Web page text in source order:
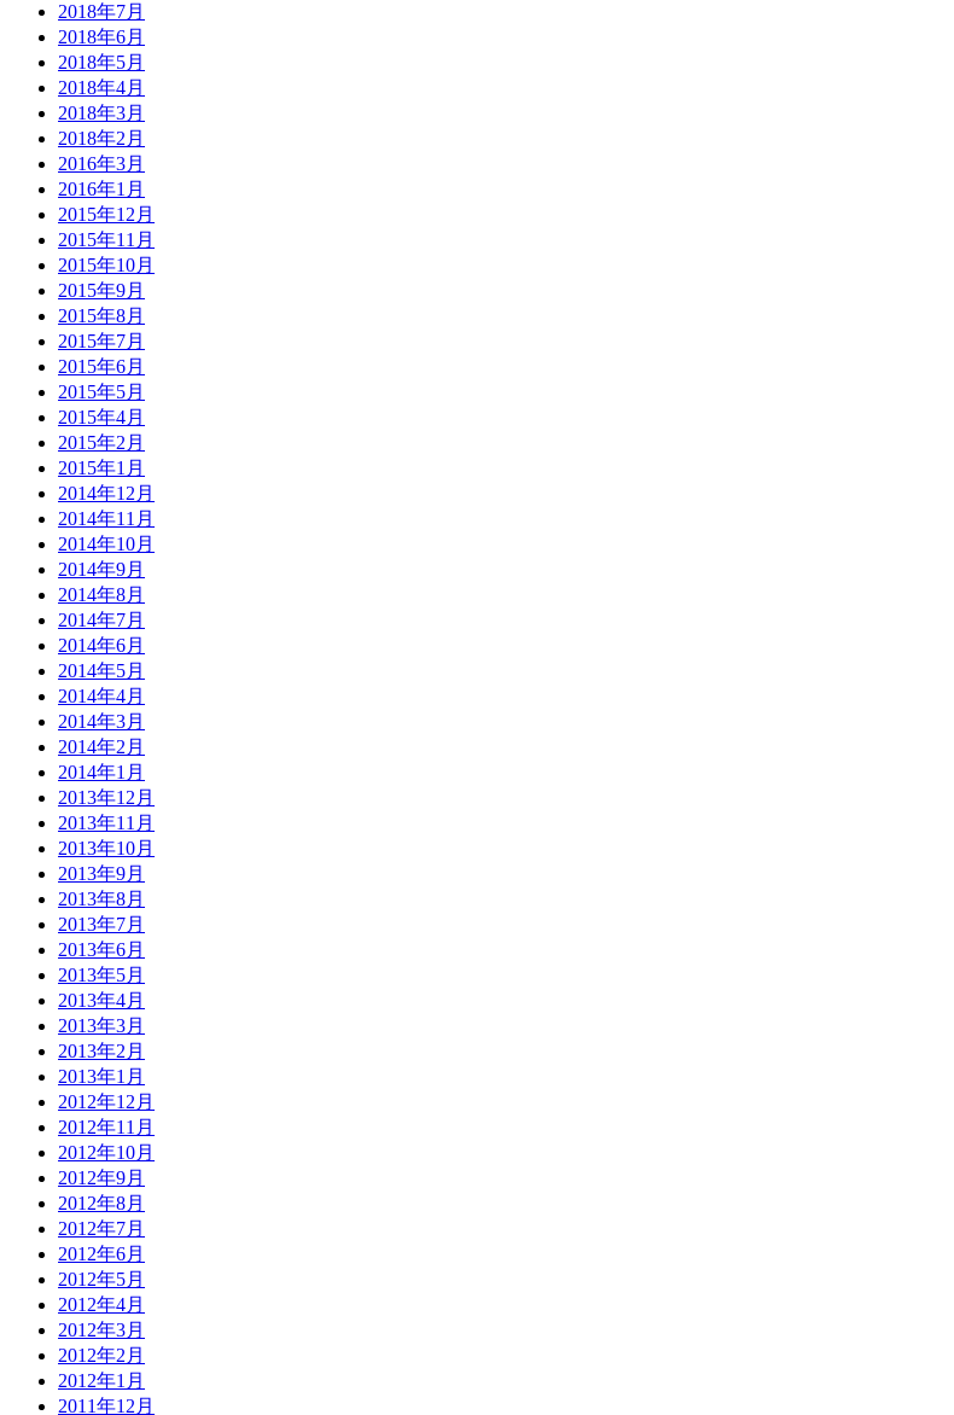
2018年7月
2018年6月
2018年5月
2018年4月
2018年3月
2018年2月
2016年3月
2016年1月
2015年12月
2015年11月
2015年10月
2015年9月
2015年8月
2015年7月
2015年6月
2015年5月
2015年4月
2015年2月
2015年1月
2014年12月
2014年11月
2014年10月
2014年9月
2014年8月
2014年7月
2014年6月
2014年5月
2014年4月
2014年3月
2014年2月
2014年1月
2013年12月
2013年11月
2013年10月
2013年9月
2013年8月
2013年7月
2013年6月
2013年5月
2013年4月
2013年3月
2013年2月
2013年1月
2012年12月
2012年11月
2012年10月
2012年9月
2012年8月
2012年7月
2012年6月
2012年5月
2012年4月
2012年3月
2012年2月
2012年1月
2011年12月